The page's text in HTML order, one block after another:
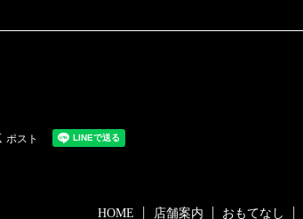
HOME 店舗案内 おもてなし